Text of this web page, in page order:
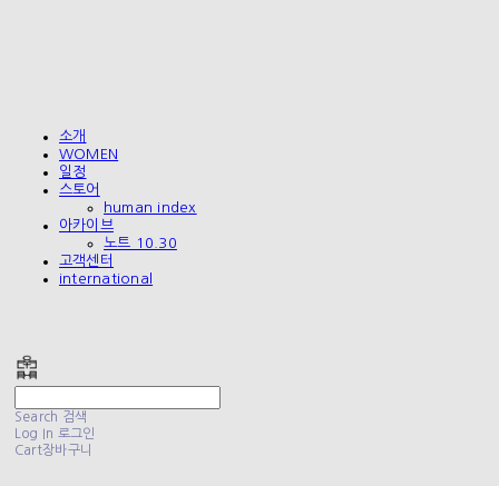
소개
WOMEN
일정
스토어
human index
아카이브
노트 10.30
고객센터
international
Search 검색
Log In 로그인
Cart장바구니